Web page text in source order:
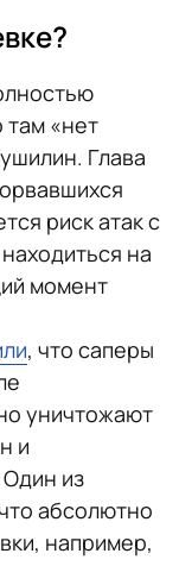
там «нет
Глава
риск атак с
на
момент
, что саперы
уничтожают
и
из
абсолютно
например,